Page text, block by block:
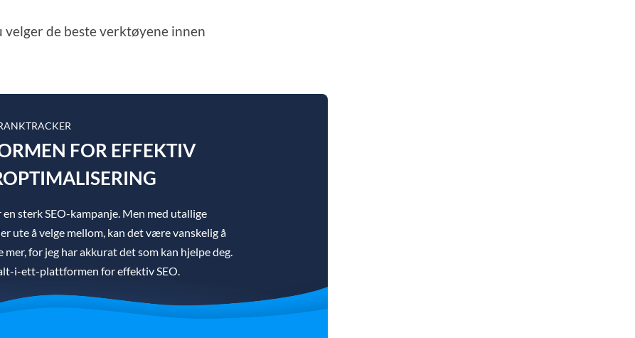
de beste verktøyene innen
FOR EFFEKTIV
sterk SEO-kampanje. Men med utallige
ute å velge mellom, kan det være vanskelig å
for jeg har akkurat det som kan hjelpe deg.
i-ett-plattformen for effektiv SEO.